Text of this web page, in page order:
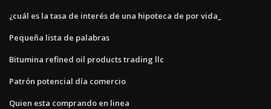
¿cuál es la tasa de interés de una hipoteca de por vida_
Pequeña lista de palabras
Bitumina refined oil products trading llc
Patrón potencial día comercio
Quien esta comprando en linea